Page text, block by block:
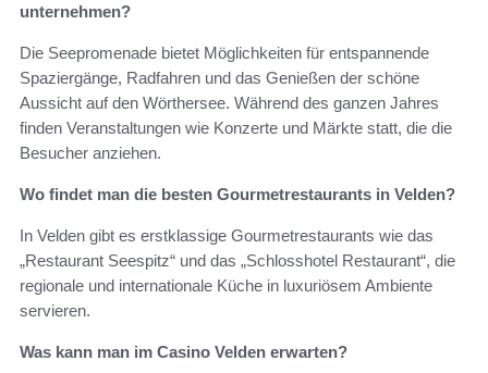
unternehmen?
Die Seepromenade bietet Möglichkeiten für entspannende
Spaziergänge, Radfahren und das Genießen der schöne
Aussicht auf den Wörthersee. Während des ganzen Jahres
finden Veranstaltungen wie Konzerte und Märkte statt, die die
Besucher anziehen.
Wo findet man die besten Gourmetrestaurants in Velden?
In Velden gibt es erstklassige Gourmetrestaurants wie das
„Restaurant Seespitz“ und das „Schlosshotel Restaurant“, die
regionale und internationale Küche in luxuriösem Ambiente
servieren.
Was kann man im Casino Velden erwarten?